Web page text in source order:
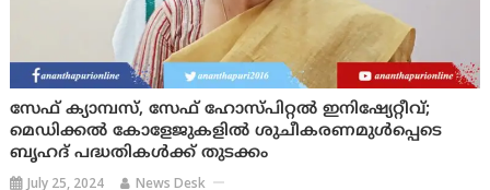
സേഫ് ക്യാമ്പസ്, സേഫ് ഹോസ്പിറ്റൽ ഇനിഷ്യേറ്റീവ്;
മെഡിക്കൽ കോളേജുകളിൽ ശുചീകരണമുൾപ്പെടെ
ബൃഹദ് പദ്ധതികൾക്ക് തുടക്കം
July 25, 2024 News Desk